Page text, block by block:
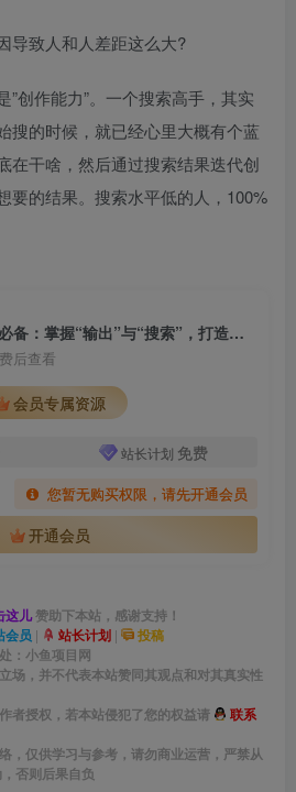
导致人和人差距这么大?
”创作能力”。一个搜索高手，其实
搜的时候，就已经心里大概有个蓝
在干啥，然后通过搜索结果迭代创
要的结果。搜索水平低的人，100%
【2026.01.11】AI时代必备：掌握“输出”与“搜索”，打造个人核心竞争力
后查看
会员专属资源
站长计划 免费
您暂无购买权限，请先开通会员
开通会员
这儿赞助下本站，感谢支持！
会员 | 站长计划 | 投稿
：小鱼项目网
场，并不代表本站赞同其观点和对其真实性
者授权，若本站侵犯了您的权益请
联系
，仅供学习与参考，请勿商业运营，严禁从
否则后果自负